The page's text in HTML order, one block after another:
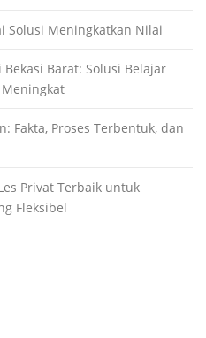
Solusi Meningkatkan Nilai
Barat: Solusi Belajar
Fakta, Proses Terbentuk, dan
Privat Terbaik untuk
Fleksibel